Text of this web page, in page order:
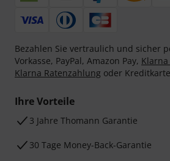
Bezahlen Sie vertraulich und sicher
Vorkasse, PayPal, Amazon Pay,
Klarna Ratenzahlung oder
Ihre Vorteile
3 Jahre Thomann Garantie
30 Tage Money-Back-Garantie